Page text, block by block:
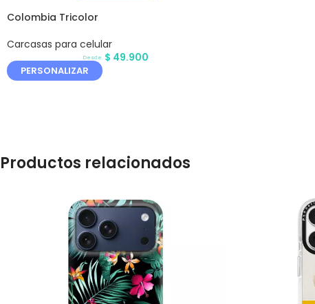
Colombia Tricolor
Carcasas para celular
Desde $ 49.900
PERSONALIZAR
Productos relacionados